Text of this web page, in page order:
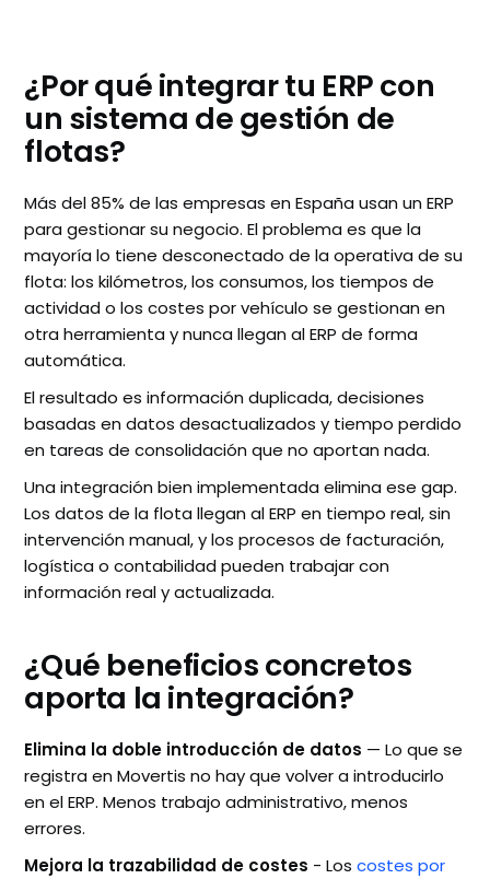
¿Por qué integrar tu ERP con
un sistema de gestión de
flotas?
Más del 85% de las empresas en España usan un ERP
para gestionar su negocio. El problema es que la
mayoría lo tiene desconectado de la operativa de su
flota: los kilómetros, los consumos, los tiempos de
actividad o los costes por vehículo se gestionan en
otra herramienta y nunca llegan al ERP de forma
automática.
El resultado es información duplicada, decisiones
basadas en datos desactualizados y tiempo perdido
en tareas de consolidación que no aportan nada.
Una integración bien implementada elimina ese gap.
Los datos de la flota llegan al ERP en tiempo real, sin
intervención manual, y los procesos de facturación,
logística o contabilidad pueden trabajar con
información real y actualizada.
¿Qué beneficios concretos
aporta la integración?
Elimina la doble introducción de datos — Lo que se
registra en Movertis no hay que volver a introducirlo
en el ERP. Menos trabajo administrativo, menos
errores.
Mejora la trazabilidad de costes - Los costes por